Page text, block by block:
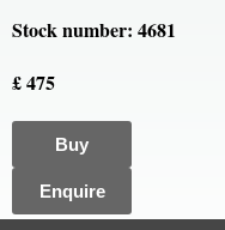
Stock number: 4681
£ 475
Buy
Enquire